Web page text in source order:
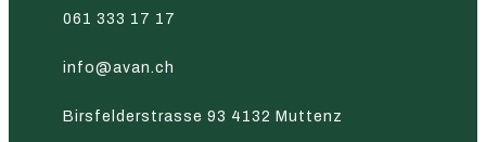
061 333 17 17
info@avan.ch
Birsfelderstrasse 93 4132 Muttenz